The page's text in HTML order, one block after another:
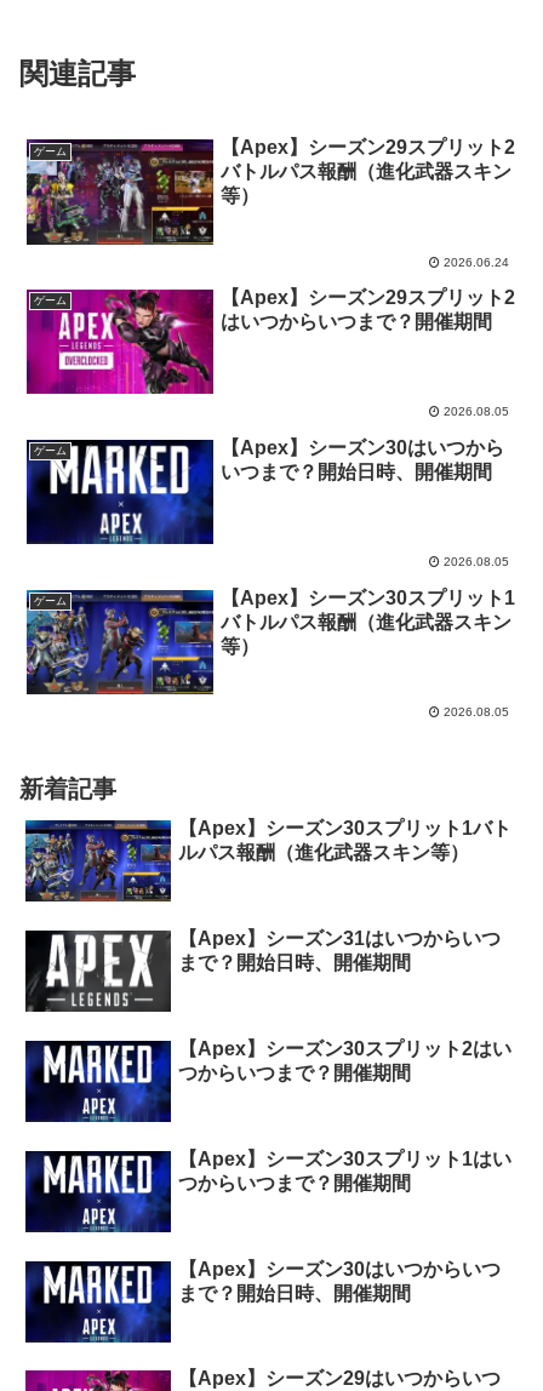
関連記事
ゲーム
【Apex】シーズン29スプリット2
バトルパス報酬（進化武器スキン
等）
2026.06.24
ゲーム
【Apex】シーズン29スプリット2
はいつからいつまで？開催期間
2026.08.05
ゲーム
【Apex】シーズン30はいつから
いつまで？開始日時、開催期間
2026.08.05
ゲーム
【Apex】シーズン30スプリット1
バトルパス報酬（進化武器スキン
等）
2026.08.05
新着記事
【Apex】シーズン30スプリット1バト
ルパス報酬（進化武器スキン等）
【Apex】シーズン31はいつからいつ
まで？開始日時、開催期間
【Apex】シーズン30スプリット2はい
つからいつまで？開催期間
【Apex】シーズン30スプリット1はい
つからいつまで？開催期間
【Apex】シーズン30はいつからいつ
まで？開始日時、開催期間
【Apex】シーズン29はいつからいつ